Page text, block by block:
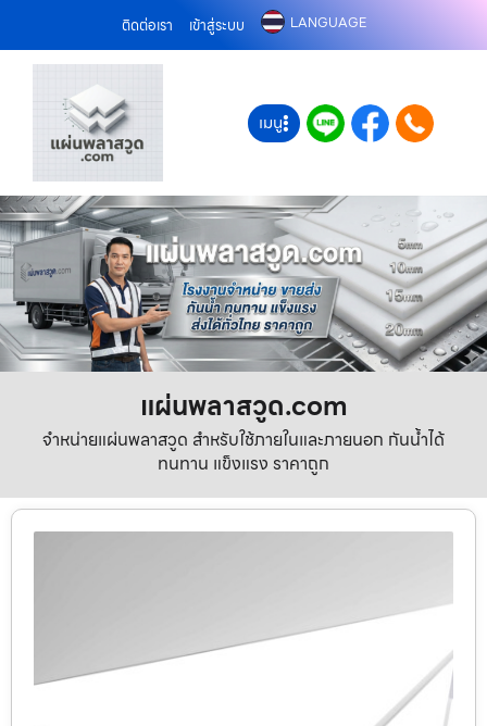
ติดต่อเรา เข้าสู่ระบบ LANGUAGE
เมนู
แผ่นพลาสวูด.com
จำหน่ายแผ่นพลาสวูด สำหรับใช้ภายในและภายนอก กันน้ำได้
ทนทาน แข็งแรง ราคาถูก